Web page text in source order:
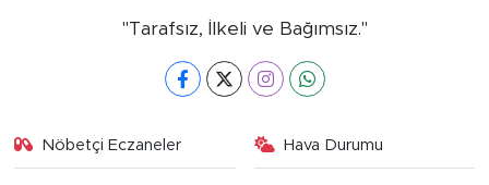
"Tarafsız, İlkeli ve Bağımsız."
Nöbetçi Eczaneler Hava Durumu